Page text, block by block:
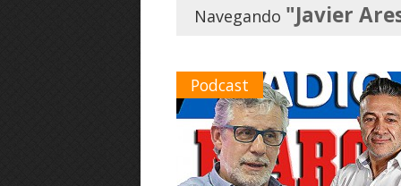
Navegando "Javier
Podcast